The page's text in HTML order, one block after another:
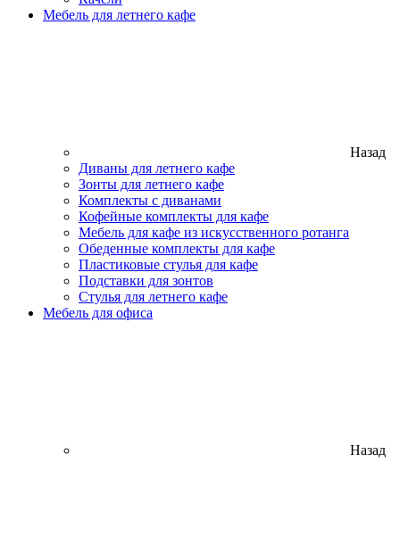
Мебель для летнего кафе
Назад
Диваны для летнего кафе
Зонты для летнего кафе
Комплекты с диванами
Кофейные комплекты для кафе
Мебель для кафе из искусственного ротанга
Обеденные комплекты для кафе
Пластиковые стулья для кафе
Подставки для зонтов
Стулья для летнего кафе
Мебель для офиса
Назад